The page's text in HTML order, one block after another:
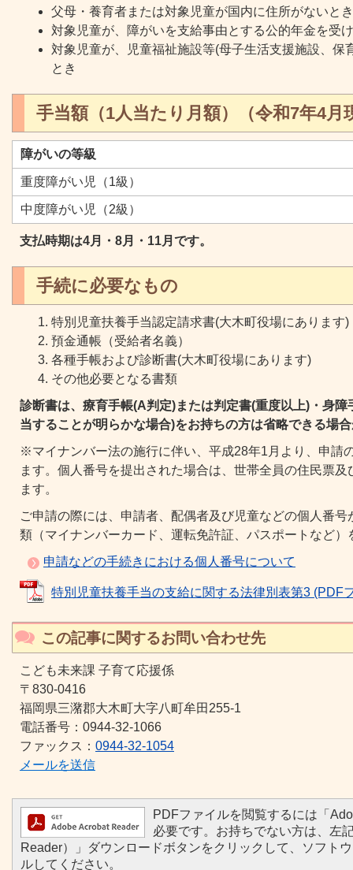
父母・養育者または対象児童が国内に住所がないとき
対象児童が、障がいを支給事由とする公的年金を受
対象児童が、児童福祉施設等(母子生活支援施設、保
とき
手当額（1人当たり月額）（令和7年4月
障がいの等級
重度障がい児（1級）
中度障がい児（2級）
支払時期は4月・8月・11月です。
手続に必要なもの
特別児童扶養手当認定請求書(大木町役場にあります)
預金通帳（受給者名義）
各種手帳および診断書(大木町役場にあります)
その他必要となる書類
診断書は、療育手帳(A判定)または判定書(重度以上)・身
当することが明らかな場合)をお持ちの方は省略できる場
※マイナンバー法の施行に伴い、平成28年1月より、申請
ます。個人番号を提出された場合は、世帯全員の住民票
ます。
ご申請の際には、申請者、配偶者及び児童などの個人番
類（マイナンバーカード、運転免許証、パスポートなど
申請などの手続きにおける個人番号について
特別児童扶養手当の支給に関する法律別表第3 (PDF
この記事に関するお問い合わせ先
こども未来課 子育て応援係
〒830-0416
福岡県三潴郡大木町大字八町牟田255-1
電話番号：0944‐32‐1066
ファックス： 0944-32-1054
メールを送信
PDFファイルを閲覧するには「
必要です。お持ちでない方は、左
Reader）」ダウンロードボタンをクリックして、ソフト
ルしてください。